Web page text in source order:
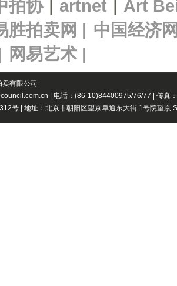
拍协 | artnet | Art
胜拍卖网 | 中国经济
网易艺术 |
有限公司
| 电话：(86-10)84400975/76/77 | 传真
号 | 地址：北京市朝阳区望京阜通东大街 1号院望京